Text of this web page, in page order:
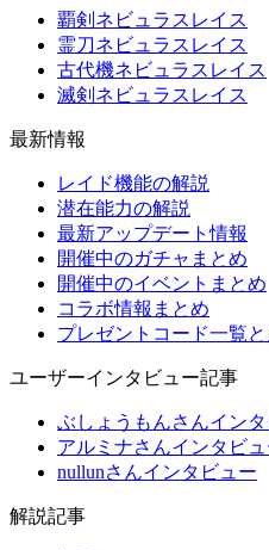
覇剣ネビュラスレイス
霊刀ネビュラスレイス
古代機ネビュラスレイス
滅剣ネビュラスレイス
最新情報
レイド機能の解説
潜在能力の解説
最新アップデート情報
開催中のガチャまとめ
開催中のイベントまとめ
コラボ情報まとめ
プレゼントコード一覧
ユーザーインタビュー記事
ぶしょうもんさんイン
アルミナさんインタビュ
nullunさんインタビュー
解説記事